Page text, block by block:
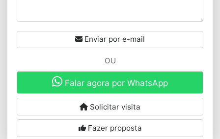
Enviar por e-mail
OU
Falar agora por WhatsApp
Solicitar visita
Fazer proposta